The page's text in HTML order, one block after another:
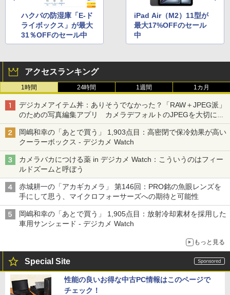
ハクバの防湿庫「E-ド
ライボックス」が最大
31％OFFのセール中
iPad Air（M2）11型が
最大17%OFFのセール
中
アクセスランキング
1時間 24時間 1週間 1カ月
デジカメアイテム丼：ありそうでなかった？「RAW＋JPEG派」
のための写真編集アプリ カメラデフォルトのJPEGを大切にす
る「Filmator」
岡嶋和幸の「あとで買う」 1,903点目：高密閉で保冷効果が高い
クーラーボックス - デジカメ Watch
カメラバカにつける薬 in デジカメ Watch：こういうのはフィー
ルドズームと呼ぼう
赤城耕一の「アカギカメラ」 第146回：PRO銘の魚眼レンズを
手にして思う、マイクロフォーサーズへの期待と可能性
岡嶋和幸の「あとで買う」 1,905点目：放射冷却素材を採用した
車用サンシェード - デジカメ Watch
もっと見る
Special Site
性能の良いお得な中古PC情報はこのページで
チェック！